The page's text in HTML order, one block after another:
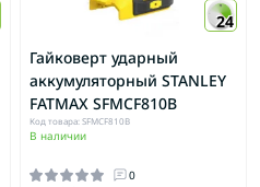
24
Гайковерт ударный
аккумуляторный STANLEY
FATMAX SFMCF810B
Код товара: SFMCF810B
В наличии
0